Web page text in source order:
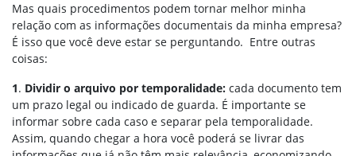
Mas quais procedimentos podem tornar melhor minha
relação com as informações documentais da minha empresa?
É isso que você deve estar se perguntando. Entre outras
coisas:
1. Dividir o arquivo por temporalidade: cada documento tem
um prazo legal ou indicado de guarda. É importante se
informar sobre cada caso e separar pela temporalidade.
Assim, quando chegar a hora você poderá se livrar das